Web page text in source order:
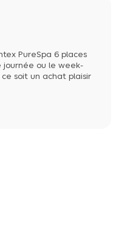
PureSpa 6 places
ou le week-
soit un achat plaisir